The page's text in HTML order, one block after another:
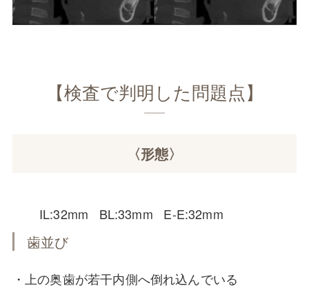
【検査で判明した問題点】
〈形態〉
IL:32mm BL:33mm E-E:32mm
歯並び
・上の奥歯が若干内側へ倒れ込んでいる